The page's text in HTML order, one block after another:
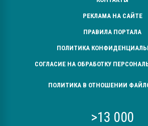
РЕКЛАМА НА САЙТЕ
ПРАВИЛА ПОРТАЛА
ПОЛИТИКА
СОГЛАСИЕ НА ОБРАБОТКУ
ПОЛИТИКА В ОТНОШЕНИИ
>13 000